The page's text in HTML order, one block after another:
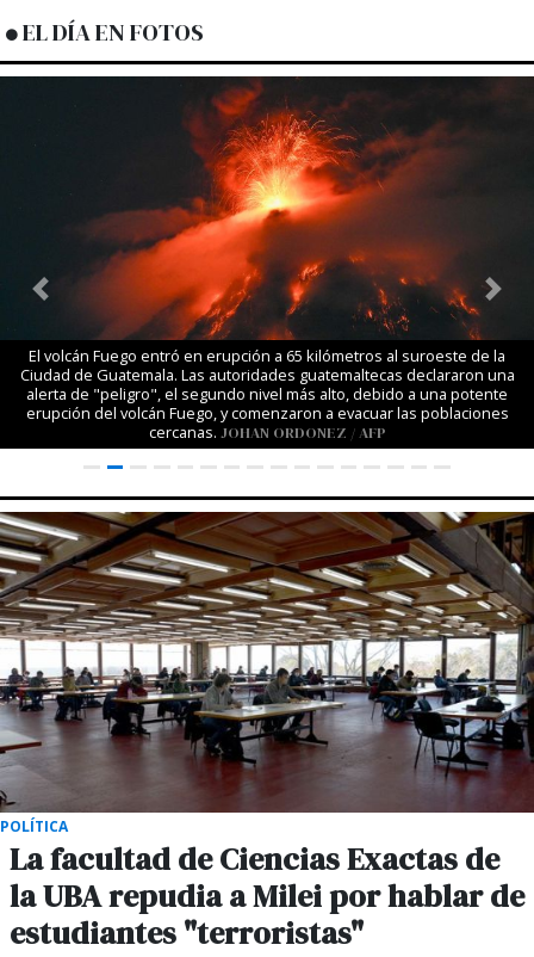
EL DÍA EN FOTOS
El volcán Fuego entró en erupción a 65 kilómetros al suroeste de la
Ciudad de Guatemala. Las autoridades guatemaltecas declararon una
alerta de "peligro", el segundo nivel más alto, debido a una potente
erupción del volcán Fuego, y comenzaron a evacuar las poblaciones
cercanas. JOHAN ORDONEZ / AFP
Previous Next
POLÍTICA
La facultad de Ciencias Exactas de
la UBA repudia a Milei por hablar de
estudiantes "terroristas"